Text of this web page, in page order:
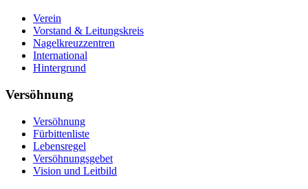
Verein
Vorstand & Leitungskreis
Nagelkreuzzentren
International
Hintergrund
Versöhnung
Versöhnung
Fürbittenliste
Lebensregel
Versöhnungsgebet
Vision und Leitbild